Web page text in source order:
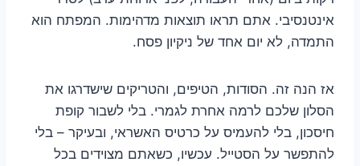
אינטנסיבי. אתם תראו תוצאות מדהימות. המפתח הוא
התמדה, לא יום אחד של ניקיון פסח.
אז הנה זה. הסודות, הטיפים, והטריקים שישדרגו את
הסלון שלכם לרמה אחרת לגמרי. בלי לשבור קופת
חיסכון, בלי להעמיס על כרטיס האשראי, ובעיקר – בלי
להתפשר על הסטייל. עכשיו, כשאתם מצוידים בכל